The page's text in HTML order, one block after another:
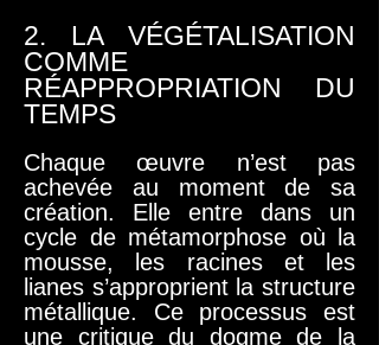
2. LA VÉGÉTALISATION
COMME
RÉAPPROPRIATION DU
TEMPS
Chaque œuvre n’est pas
achevée au moment de sa
création. Elle entre dans un
cycle de métamorphose où la
mousse, les racines et les
lianes s’approprient la structure
métallique. Ce processus est
une critique du dogme de la